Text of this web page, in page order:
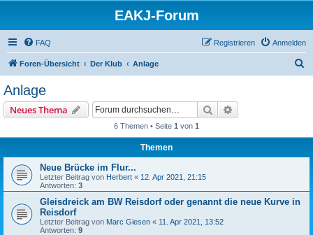
EAKJ-Forum
FAQ Anmelden
Registrieren
Foren-Übersicht Der Klub Anlage
Anlage
Neues Thema Suche
6 Themen • Seite 1 von 1
Themen
Neue Brücke im Flur...
Letzter Beitrag von Herbert « 12. Apr 2021, 21:15
Antworten: 3
Gleisdreick am BW Reisdorf oder genannt die neue Kurve in
Reisdorf
Letzter Beitrag von Marc Giesen « 11. Apr 2021, 13:52
Antworten: 9